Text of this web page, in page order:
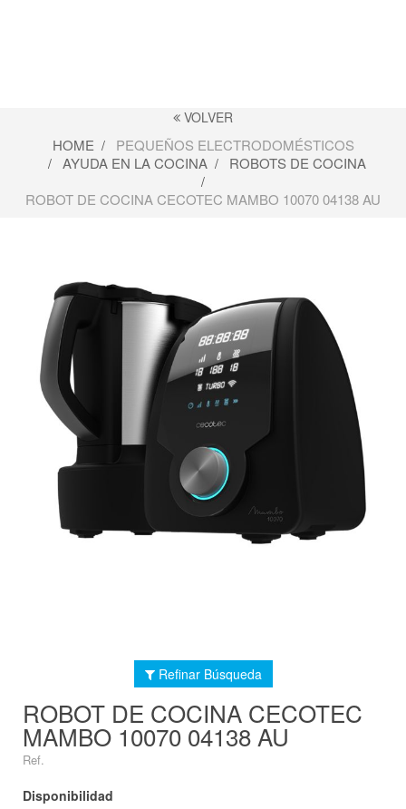
VOLVER
HOME
PEQUEÑOS ELECTRODOMÉSTICOS
AYUDA EN LA COCINA
ROBOTS DE COCINA
ROBOT DE COCINA CECOTEC MAMBO 10070 04138 AU
Refinar Búsqueda
ROBOT DE COCINA CECOTEC
MAMBO 10070 04138 AU
Ref.
Disponibilidad